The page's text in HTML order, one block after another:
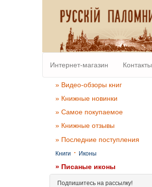
Интернет-магазин Контакты
» Видео-обзоры книг
» Книжные новинки
» Самое покупаемое
» Книжные отзывы
» Последние поступления
Книги · Иконы
» Писаные иконы
Подпишитесь на рассылку!